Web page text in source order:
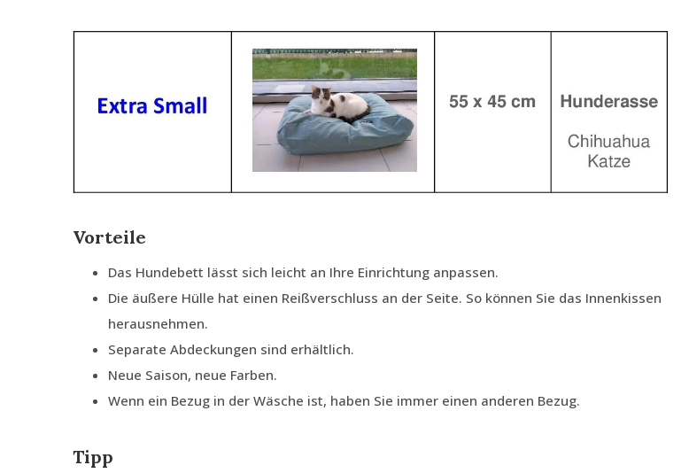
Vorteile
Das Hundebett lässt sich leicht an Ihre Einrichtung anpassen.
Die äußere Hülle hat einen Reißverschluss an der Seite. So können Sie das Innenkissen
herausnehmen.
Separate Abdeckungen sind erhältlich.
Neue Saison, neue Farben.
Wenn ein Bezug in der Wäsche ist, haben Sie immer einen anderen Bezug.
Tipp